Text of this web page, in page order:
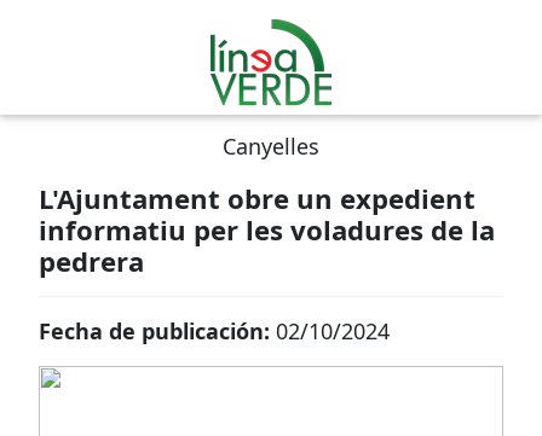
Canyelles
L'Ajuntament obre un expedient
informatiu per les voladures de la
pedrera
Fecha de publicación: 02/10/2024